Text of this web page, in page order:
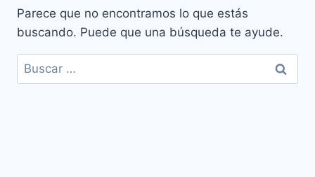
Parece que no encontramos lo que estás
buscando. Puede que una búsqueda te ayude.
Buscar: